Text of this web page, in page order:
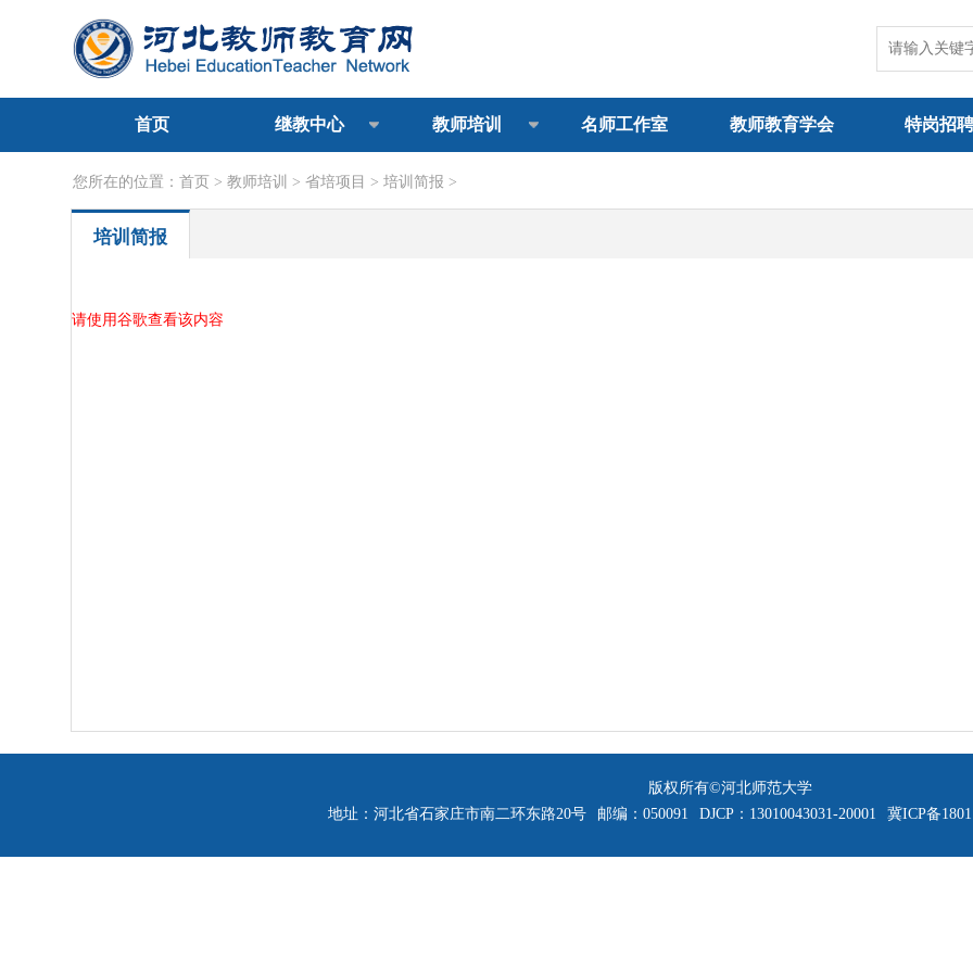
首页 继教中心 教师培训 名师工作室 教师教育学会 特岗招
您所在的位置：首页 >教师培训 >省培项目 >培训简报 >
培训简报
请使用谷歌查看该内容
版权所有©河北师范大学
地址：河北省石家庄市南二环东路20号
邮编：050091 DJCP：13010043031-20001 冀ICP备